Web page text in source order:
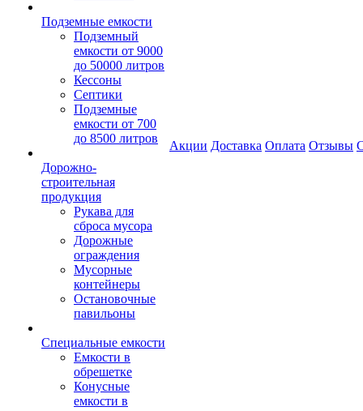
Подземные емкости
Подземный
емкости от 9000
до 50000 литров
Кессоны
Септики
Подземные
емкости от 700
до 8500 литров
Дорожно-
строительная
продукция
Рукава для
сброса мусора
Дорожные
ограждения
Мусорные
контейнеры
Остановочные
павильоны
Специальные емкости
Емкости в
обрешетке
Конусные
емкости в
Акции Доставка Оплата Отзывы